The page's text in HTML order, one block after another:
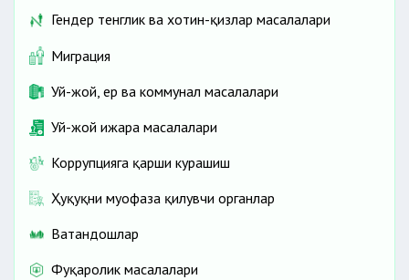
Гендер тенглик ва хотин-қизлар масалалари
Миграция
Уй-жой, ер ва коммунал масалалари
Уй-жой ижара масалалари
Коррупцияга қарши курашиш
Ҳуқуқни муҳофаза қилувчи органлар
Ватандошлар
Фуқаролик масалалари